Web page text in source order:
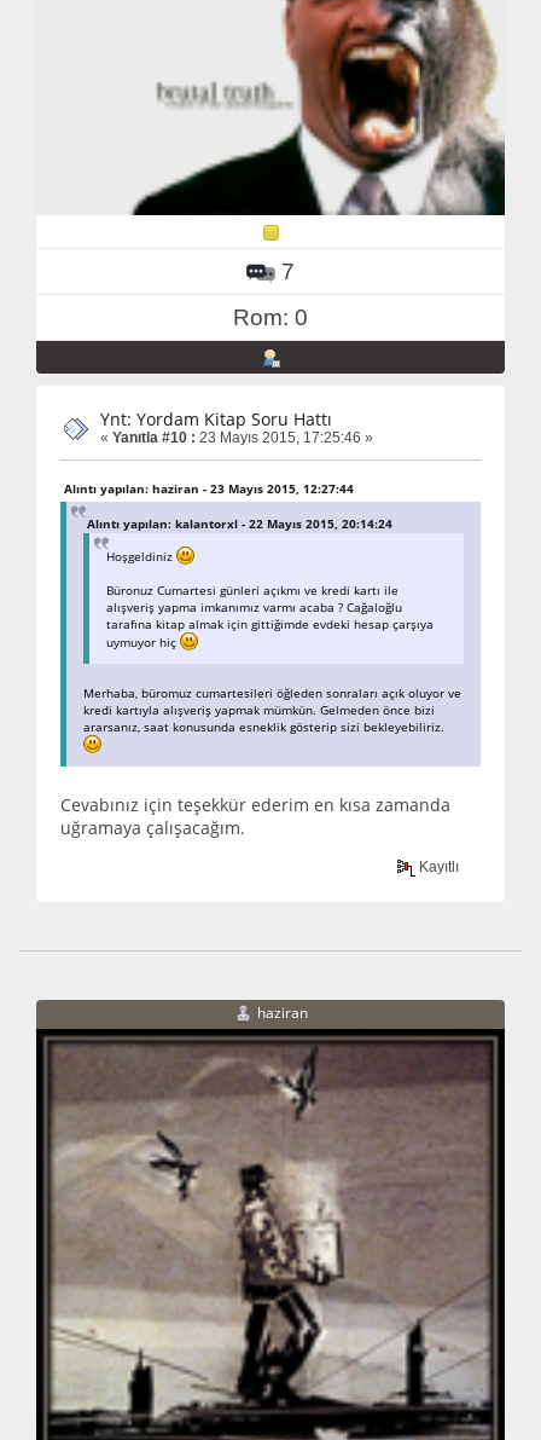
7
Rom: 0
Ynt: Yordam Kitap Soru Hattı
« Yanıtla #10 : 23 Mayıs 2015, 17:25:46 »
Alıntı yapılan: haziran - 23 Mayıs 2015, 12:27:44
Alıntı yapılan: kalantorxl - 22 Mayıs 2015, 20:14:24
Hoşgeldiniz
Büronuz Cumartesi günleri açıkmı ve kredi kartı ile
alışveriş yapma imkanımız varmı acaba ? Cağaloğlu
tarafına kitap almak için gittiğimde evdeki hesap çarşıya
uymuyor hiç
Merhaba, büromuz cumartesileri öğleden sonraları açık oluyor ve
kredi kartıyla alışveriş yapmak mümkün. Gelmeden önce bizi
ararsanız, saat konusunda esneklik gösterip sizi bekleyebiliriz.
Cevabınız için teşekkür ederim en kısa zamanda
uğramaya çalışacağım.
Kayıtlı
haziran